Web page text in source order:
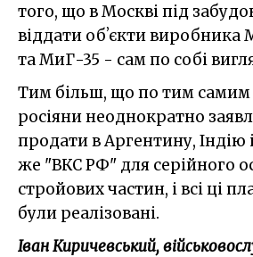
того, що в Москві під
віддати обʼєкти
та МиГ-35 - сам по собі
Тим більш, що по тим
росіяни неоднократно
продати в Аргентину, Індію
же "ВКС РФ" для серійного
стройових частин, і всі ці
були реалізовані.
Іван Киричевський,